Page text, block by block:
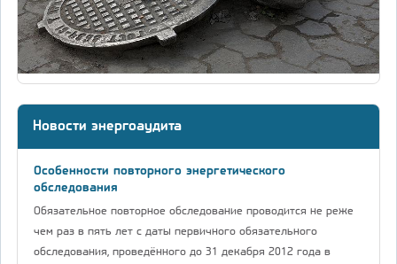
Новости энергоаудита
Особенности повторного энергетического
обследования
Обязательное повторное обследование проводится не реже
чем раз в пять лет с даты первичного обязательного
обследования, проведённого до 31 декабря 2012 года в